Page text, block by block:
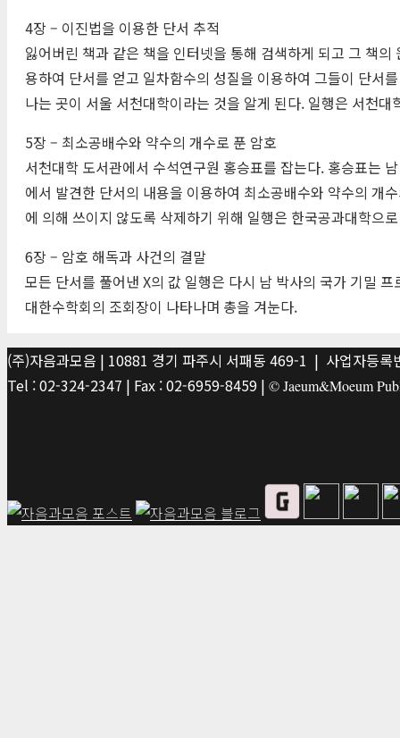
4장 – 이진법을 이용한 단서 추적
잃어버린 책과 같은 책을 인터넷을 통해 검색하게 되고 그 책
용하여 단서를 얻고 일차함수의 성질을 이용하여 그들이 단서
나는 곳이 서울 서천대학이라는 것을 알게 된다. 일행은 서천대
5장 – 최소공배수와 약수의 개수로 푼 암호
서천대학 도서관에서 수석연구원 홍승표를 잡는다. 홍승표는
에서 발견한 단서의 내용을 이용하여 최소공배수와 약수의 개
에 의해 쓰이지 않도록 삭제하기 위해 일행은 한국공과대학으
6장 – 암호 해독과 사건의 결말
모든 단서를 풀어낸 X의 값 일행은 다시 남 박사의 국가 기밀
대한수학회의 조회장이 나타나며 총을 겨눈다.
(주)자음과모음 | 10881 경기 파주시 서패동 469-1 | 사업자등
Tel : 02-324-2347 | Fax : 02-6959-8459 | © Jaeum&Moeum